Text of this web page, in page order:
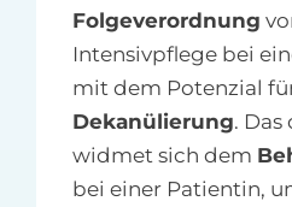
Folgeverordnung
Intensivpflege bei
mit dem Potenzial
Dekanülierung.
widmet sich dem
bei einer Patientin,